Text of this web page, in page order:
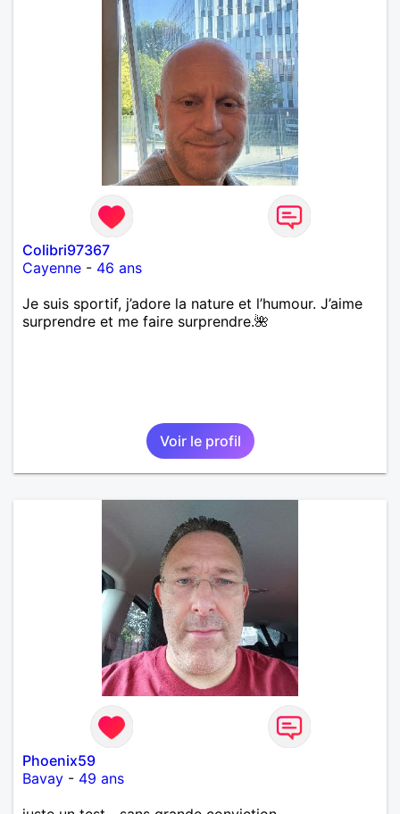
Colibri97367
Cayenne - 46 ans
Je suis sportif, j’adore la nature et l’humour. J’aime
surprendre et me faire surprendre.🌺
Voir le profil
Phoenix59
Bavay - 49 ans